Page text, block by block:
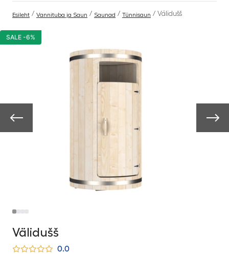
Esileht / Vannituba ja Saun / Saunad / Tünnisaun / Välidušš
SALE -6%
Välidušš
0.0